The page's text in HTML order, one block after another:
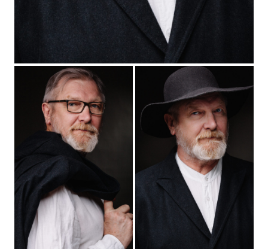
"Полицейское братство" - Белуга, реж. Андрей
Коршунов, Максим Бриус, Дмитрий Аверин
"Жуки-2" - отец Александр, реж. Константин
Колесов
"Две девицы на мели-2" - Лев Иванович, реж.
Андрей Элинсон
"Полярный" - Егорыч, реж. Михаил Старчак,
Константин Статский
"Подкидыш" - Федот, реж. Антон Борматов
"Жуки" - отец Александр, реж. Константин Смирнов
2018 "Заповедник" - Михал Иваныч, реж. Анна Матисон